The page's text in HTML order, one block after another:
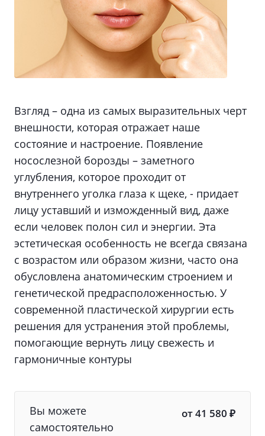
Взгляд – одна из самых выразительных черт
внешности, которая отражает наше
состояние и настроение. Появление
носослезной борозды – заметного
углубления, которое проходит от
внутреннего уголка глаза к щеке, - придает
лицу уставший и изможденный вид, даже
если человек полон сил и энергии. Эта
эстетическая особенность не всегда связана
с возрастом или образом жизни, часто она
обусловлена анатомическим строением и
генетической предрасположенностью. У
современной пластической хирургии есть
решения для устранения этой проблемы,
помогающие вернуть лицу свежесть и
гармоничные контуры
Вы можете
самостоятельно
от 41 580 ₽